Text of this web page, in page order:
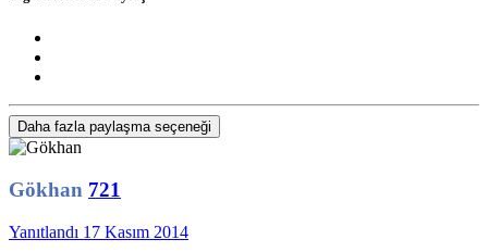
Daha fazla paylaşma seçeneği
Gökhan 721
Yanıtlandı 17 Kasım 2014